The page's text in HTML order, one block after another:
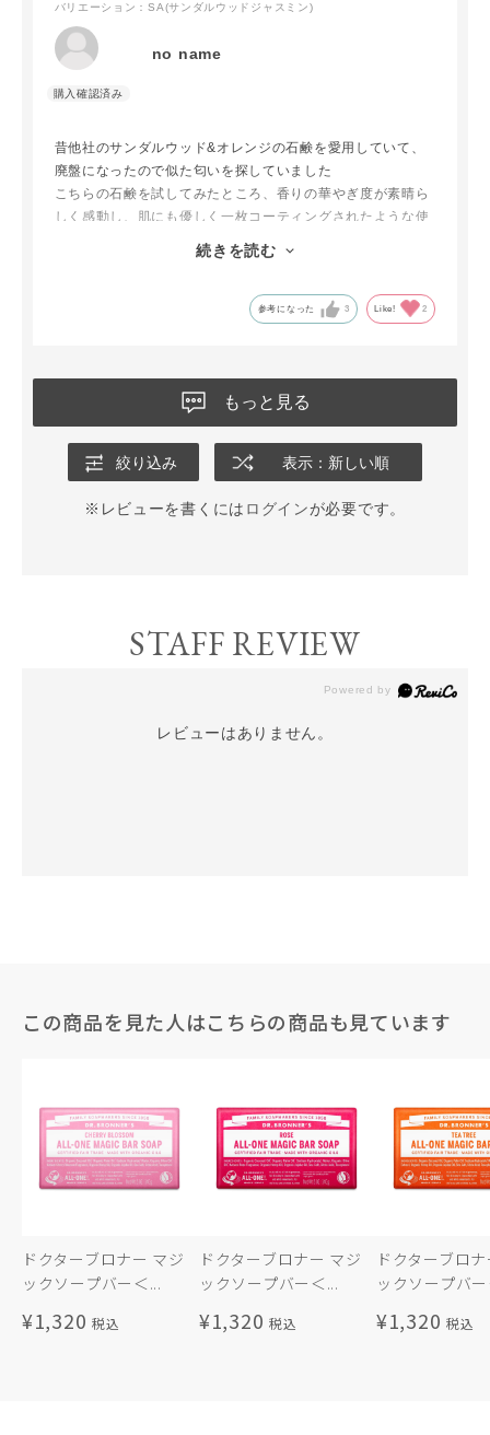
バリエーション：SA(サンダルウッドジャスミン)
no name
昔他社のサンダルウッド&オレンジの石鹸を愛用していて、
廃盤になったので似た匂いを探していました
こちらの石鹸を試してみたところ、香りの華やぎ度が素晴ら
しく感動し、肌にも優しく一枚コーティングされたような使
用感で、手放せなくなりました
その後、他の香りも全て楽しんで、今はSAに戻ってきました
続きを読む
参考になった 3 Like! 2
もっと見る
絞り込み 表示：新しい順
※レビューを書くには ログインが必要です。
STAFF REVIEW
レビューはありません。
この商品を見た人はこちらの商品も見ています
ドクターブロナー マジ
ックソープバー＜...
¥1,320
ドクターブロナー マジ
ックソープバー＜...
¥1,320
ドクターブロ
ックソープバ
¥1,320